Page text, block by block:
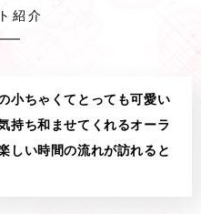
紹介
小ちゃくてとっても可愛い
持ち和ませてくれるオーラ
しい時間の流れが訪れると